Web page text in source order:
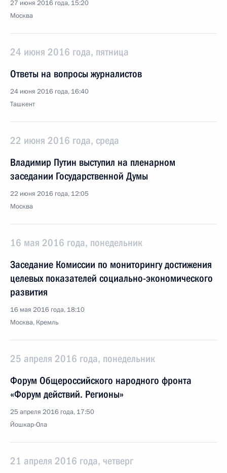
27 июня 2016 года, 15:20
Москва
24 июня 2016 года, пятница
Ответы на вопросы журналистов
24 июня 2016 года, 16:40
Ташкент
22 июня 2016 года, среда
Владимир Путин выступил на пленарном
заседании Государственной Думы
22 июня 2016 года, 12:05
Москва
16 мая 2016 года, понедельник
Заседание Комиссии по мониторингу достижения
целевых показателей социально-экономического
развития
16 мая 2016 года, 18:10
Москва, Кремль
25 апреля 2016 года, понедельник
Форум Общероссийского народного фронта
«Форум действий. Регионы»
25 апреля 2016 года, 17:50
Йошкар-Ола
21 апреля 2016 года, четверг